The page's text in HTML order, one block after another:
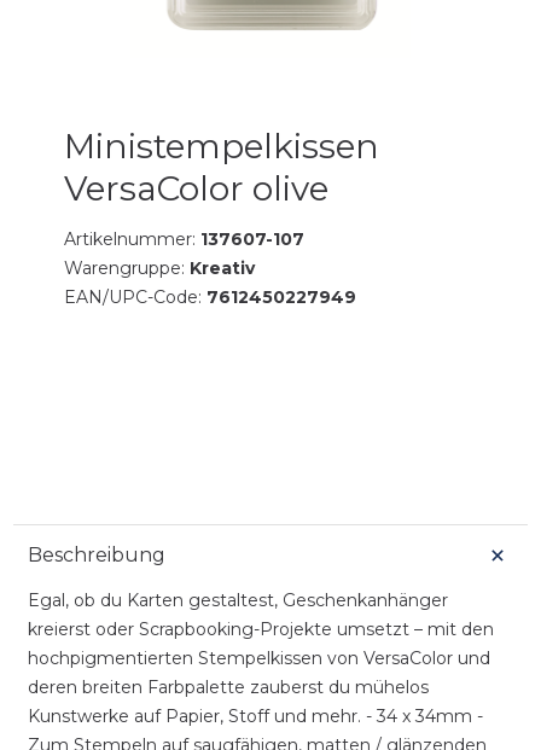
Ministempelkissen
VersaColor olive
Artikelnummer: 137607-107
Warengruppe: Kreativ
EAN/UPC-Code: 7612450227949
Beschreibung
Egal, ob du Karten gestaltest, Geschenkanhänger
kreierst oder Scrapbooking-Projekte umsetzt – mit den
hochpigmentierten Stempelkissen von VersaColor und
deren breiten Farbpalette zauberst du mühelos
Kunstwerke auf Papier, Stoff und mehr. - 34 x 34mm -
Zum Stempeln auf saugfähigen, matten / glänzenden